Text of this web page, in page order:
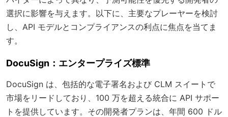
選択に影響を与えます。以下に、主要なプレーヤーを検討
し、API モデルとコンプライアンスの利点に焦点を当てま
す。
DocuSign：エンタープライズ標準
DocuSign は、包括的な電子署名および CLM スイートで
市場をリードしており、100 万を超える統合に API サポー
トを提供しています。その開発者プランは、年間 600 ドル